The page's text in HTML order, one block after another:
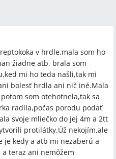
v hrdle,mala som ho
žiadne atb, brala som
mi ho teda našli,tak mi
bolesť hrdla ani nič iné.Mala
som otehotnela,tak sa
radila,počas porodu podať
svoje mliečko do jej 4m a 2tt
protilátky.Úž nekojím,ale
je kedy a atb mi nezaberú a
teraz ani nemôžem